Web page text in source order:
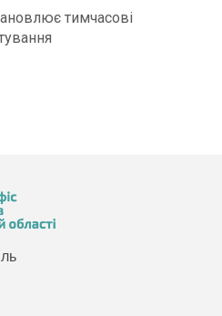
тимчасові